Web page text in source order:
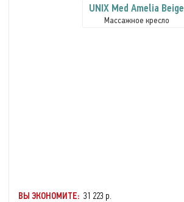
UNIX Med Amelia Beige
Массажное кресло
ВЫ ЭКОНОМИТЕ: 31 223 р.